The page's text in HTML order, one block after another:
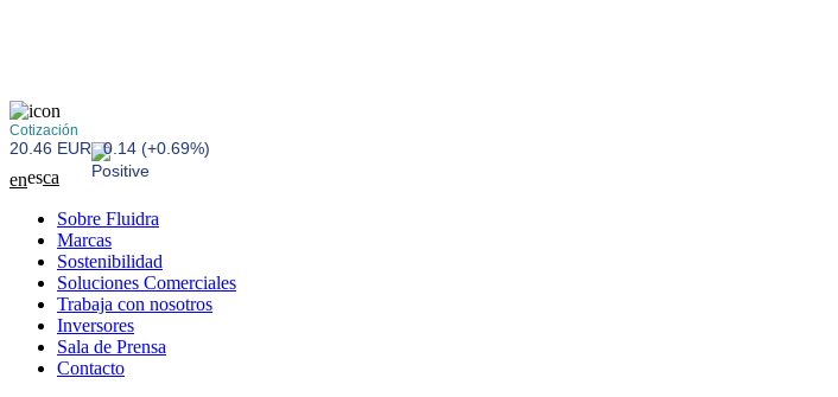
Cotización
20.46 EUR 0.14 (+0.69%)
enesca
Sobre Fluidra
Marcas
Sostenibilidad
Soluciones Comerciales
Trabaja con nosotros
Inversores
Sala de Prensa
Contacto